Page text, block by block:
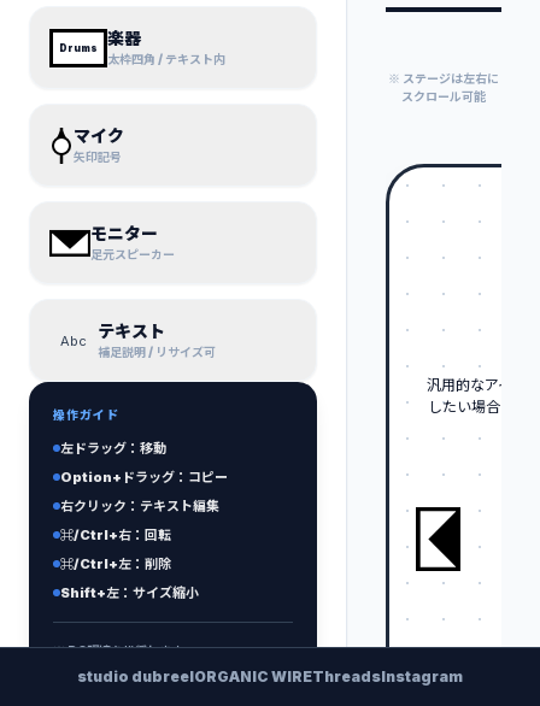
Drums 楽器
太枠四角 / テキスト内
マイク
矢印記号
モニター
足元スピーカー
Abc テキスト
補足説明 / リサイズ可
操作ガイド
左ドラッグ：移動
Option+ドラッグ：コピー
右クリック：テキスト編集
⌘/Ctrl+右：回転
⌘/Ctrl+左：削除
Shift+左：サイズ縮小
※ PC環境を推奨します
※ ステージは左右に
スクロール可能
汎用的なアイテ
したい場合は、
studio dubreelORGANIC WIREThreadsInstagram